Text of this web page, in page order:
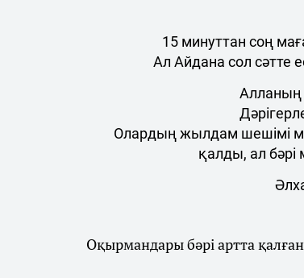
15 минуттан соң
Ал Айдана сол сәтте
Алланың
Олардың жылдам шешімі
қалды, ал
Оқырмандары бәрі артта